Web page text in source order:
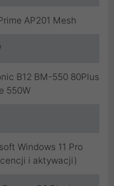
AP201 Mesh
B12 BM-550 80Plus
550W
Windows 11 Pro
i aktywacji)